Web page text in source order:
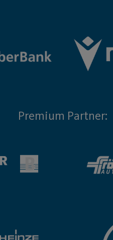
Premium Partner: